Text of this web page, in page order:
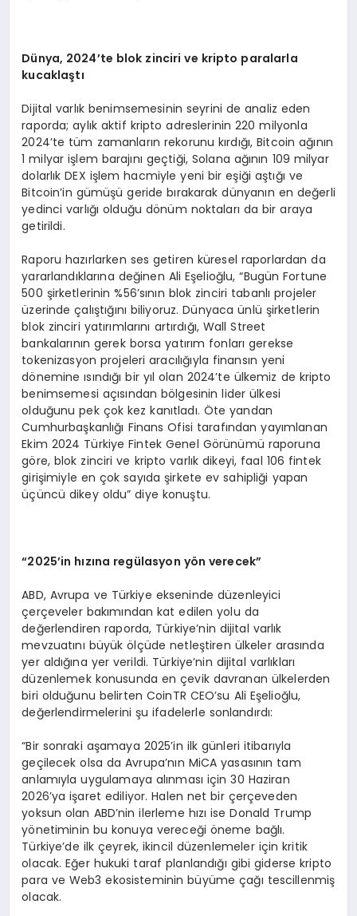
Dünya, 2024’te blok zinciri ve kripto paralarla
kucaklaştı
Dijital varlık benimsemesinin seyrini de analiz eden
raporda; aylık aktif kripto adreslerinin 220 milyonla
2024’te tüm zamanların rekorunu kırdığı, Bitcoin ağının
1 milyar işlem barajını geçtiği, Solana ağının 109 milyar
dolarlık DEX işlem hacmiyle yeni bir eşiği aştığı ve
Bitcoin’in gümüşü geride bırakarak dünyanın en değerli
yedinci varlığı olduğu dönüm noktaları da bir araya
getirildi.
Raporu hazırlarken ses getiren küresel raporlardan da
yararlandıklarına değinen Ali Eşelioğlu, “Bugün Fortune
500 şirketlerinin %56’sının blok zinciri tabanlı projeler
üzerinde çalıştığını biliyoruz. Dünyaca ünlü şirketlerin
blok zinciri yatırımlarını artırdığı, Wall Street
bankalarının gerek borsa yatırım fonları gerekse
tokenizasyon projeleri aracılığıyla finansın yeni
dönemine ısındığı bir yıl olan 2024’te ülkemiz de kripto
benimsemesi açısından bölgesinin lider ülkesi
olduğunu pek çok kez kanıtladı. Öte yandan
Cumhurbaşkanlığı Finans Ofisi tarafından yayımlanan
Ekim 2024 Türkiye Fintek Genel Görünümü raporuna
göre, blok zinciri ve kripto varlık dikeyi, faal 106 fintek
girişimiyle en çok sayıda şirkete ev sahipliği yapan
üçüncü dikey oldu” diye konuştu.
“2025’in hızına regülasyon yön verecek”
ABD, Avrupa ve Türkiye ekseninde düzenleyici
çerçeveler bakımından kat edilen yolu da
değerlendiren raporda, Türkiye’nin dijital varlık
mevzuatını büyük ölçüde netleştiren ülkeler arasında
yer aldığına yer verildi. Türkiye’nin dijital varlıkları
düzenlemek konusunda en çevik davranan ülkelerden
biri olduğunu belirten CoinTR CEO’su Ali Eşelioğlu,
değerlendirmelerini şu ifadelerle sonlandırdı:
“Bir sonraki aşamaya 2025’in ilk günleri itibarıyla
geçilecek olsa da Avrupa’nın MiCA yasasının tam
anlamıyla uygulamaya alınması için 30 Haziran
2026’ya işaret ediliyor. Halen net bir çerçeveden
yoksun olan ABD’nin ilerleme hızı ise Donald Trump
yönetiminin bu konuya vereceği öneme bağlı.
Türkiye’de ilk çeyrek, ikincil düzenlemeler için kritik
olacak. Eğer hukuki taraf planlandığı gibi giderse kripto
para ve Web3 ekosisteminin büyüme çağı tescillenmiş
olacak.